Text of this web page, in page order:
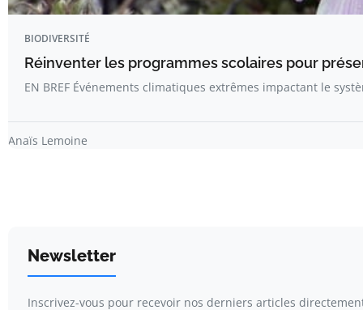
BIODIVERSITÉ
Réinventer les programmes scolaires pour
EN BREF Événements climatiques extrêmes impactant le
Anaïs Lemoine
Newsletter
Inscrivez-vous pour recevoir nos derniers articles